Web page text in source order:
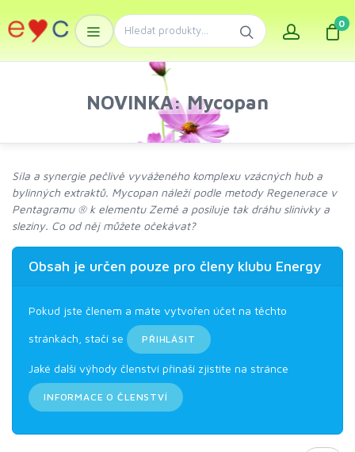
0
NOVINKA: Mycopan
Síla a synergie pečlivě vyváženého komplexu vzácných hub a
bylinných extraktů. Mycopan náleží podle metody Regenerace v
Pentagramu ® k elementu Země a posiluje tak dráhu slinivky a
sleziny. Co od něj můžete očekávat?
Obsah je určen pouze pro členy klubu Energy
Pokud jste členem a máte vytvořen účet na těchto
stránkách, stačí se PŘIHLÁSIT
Jaké další výhody členství přináší zjistíte na stránce
INFORMACE O ČLENSTVÍ